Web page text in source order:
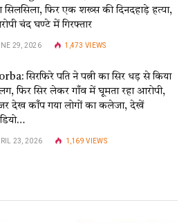
सिलसिला, फिर एक शख्स की दिनदहाड़े हत्या,
चंद घण्टे में गिरफ्तार
29, 2026 1,473VIEWS
सिरफिरे पति ने पत्नी का सिर धड़ से किया
फिर सिर लेकर गाँव में घूमता रहा आरोपी,
देख काँप गया लोगों का कलेजा, देखें
23, 2026 1,169VIEWS